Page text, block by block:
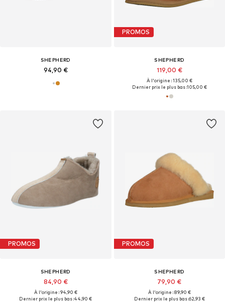
SHEPHERD
94,90 €
PROMOS
SHEPHERD
119,00 €
À l'origine : 135,00 €
Dernier prix le plus bas :105,00 €
PROMOS
SHEPHERD
84,90 €
À l'origine : 94,90 €
Dernier prix le plus bas :44,90 €
PROMOS
SHEPHERD
79,90 €
À l'origine : 89,90 €
Dernier prix le plus bas :62,93 €